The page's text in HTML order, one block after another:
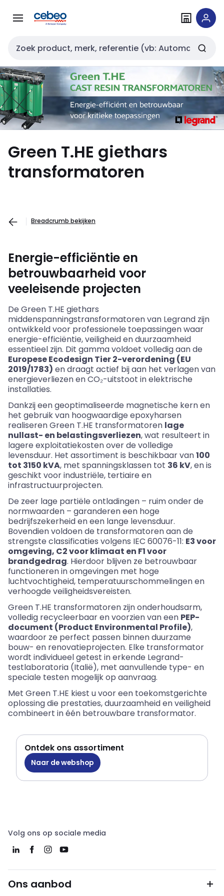
naar
naar
Zoekveld invoer
Green T.HE giethars
transformatoren
Breadcrumb bekijken
Energie-efficiëntie en
betrouwbaarheid voor
veeleisende projecten
De Green T.HE giethars
middenspanningstransformatorenvan Legrand zijn
ontwikkeld voor professionele toepassingen waar
energie-efficiëntie, veiligheid en duurzaamheid
essentieel zijn. Dit gamma voldoet volledig aan de
EuropeseEcodesign Tier 2-verordening (EU
2019/1783) en draagt actief bij aan het verlagen van
energieverliezen en CO₂-uitstoot in elektrische
installaties.
Dankzij een geoptimaliseerde magnetische kern en
het gebruik van hoogwaardige epoxyharsen
realiseren Green T.HE transformatoren lage
nullast- en belastingsverliezen, wat resulteert in
lagere exploitatiekosten over de volledige
levensduur. Het assortiment is beschikbaar van100
tot 3150 kVA, met spanningsklassen tot 36 kV, en is
geschikt voor industriële, tertiaire en
infrastructuurprojecten.
De zeer lage partiële ontladingen – ruim onder de
normwaarden – garanderen een hoge
bedrijfszekerheid en een lange levensduur.
Bovendien voldoen de transformatoren aan de
strengste classificaties volgens IEC 60076-11: E3 voor
omgeving, C2 voor klimaat en F1 voor
brandgedrag. Hierdoor blijven ze betrouwbaar
functioneren in omgevingen met hoge
luchtvochtigheid, temperatuurschommelingen en
verhoogde veiligheidsvereisten.
Green T.HE transformatoren zijn onderhoudsarm,
volledig recycleerbaaren voorzien van een PEP-
document (Product Environmental Profile),
waardoor ze perfect passen binnen duurzame
bouw- en renovatieprojecten. Elke transformator
wordt individueel getest in erkende Legrand-
testlaboratoria (Italië), met aanvullende type- en
speciale testen mogelijk op aanvraag.
Met Green T.HE kiest u voor een toekomstgerichte
oplossing die prestaties, duurzaamheid en veiligheid
combineert in één betrouwbare transformator.
Ontdek ons assortiment
Naar de webshop
Volg ons op sociale media
Ons aanbod